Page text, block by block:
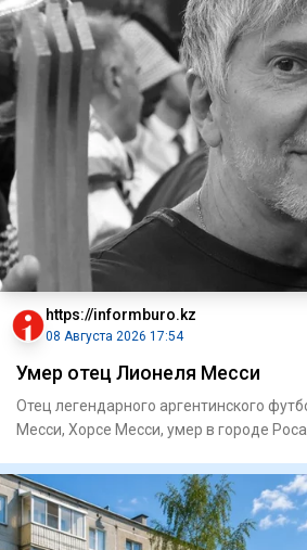
https://informburo.kz
08 Августа 2026 17:54
Умер отец Лионеля Месси
Отец легендарного аргентинского
Месси, Хорсе Месси, умер в городе